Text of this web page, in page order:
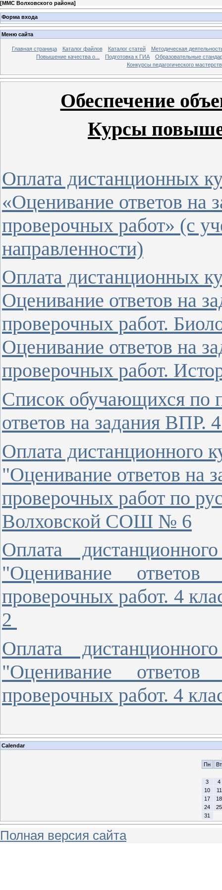
[ММС Волховского района]
Форма входа
Меню сайта
Главная страница Каталог файлов Каталог статей
Методическая
Повышение качества о...
Подготовка к ГИА
Образовательные
Конкурсы педагогического
Обеспечение
Курсы
Оплата дистанционных
«Оценивание ответов на
проверочных работ» (с
направленности)
Оплата дистанционных
Оценивание ответов на
проверочных работ.
Оценивание ответов на
проверочных работ.
Список обучающихся по
ответов на задания ВПР.
Оплата дистанционного
"Оценивание ответов на
проверочных работ по
Волховской СОШ № 6
Оплата
"Оценивание ответов
проверочных работ. 4
2
Оплата
"Оценивание ответов
проверочных работ. 4
Calendar
Пн
Вт
3
4
10
11
17
18
24
25
31
Полная версия сайта